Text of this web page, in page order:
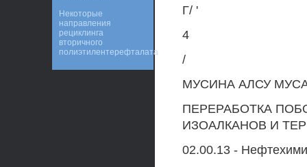
Г/ '
4
/
МУСИНА АЛСУ
ПЕРЕРАБОТКА
ИЗОАЛКАНОВ И
02.00.13 -
Некоторые
направления
рециклинга
вторичного
полиэтилентерефталата